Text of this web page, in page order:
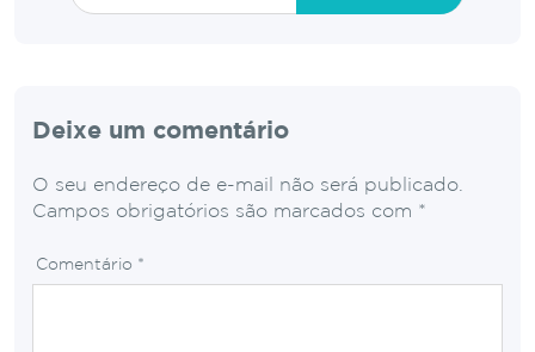
Deixe um comentário
O seu endereço de e-mail não será publicado.
Campos obrigatórios são marcados com *
Comentário *